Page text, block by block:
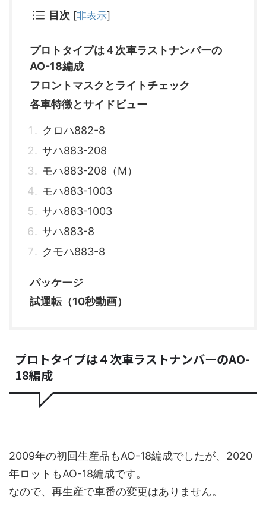
目次 [非表示]
プロトタイプは４次車ラストナンバーの
AO-18編成
フロントマスクとライトチェック
各車特徴とサイドビュー
クロハ882-8
サハ883-208
モハ883-208（M）
モハ883-1003
サハ883-1003
サハ883-8
クモハ883-8
パッケージ
試運転（10秒動画）
プロトタイプは４次車ラストナンバーのAO-
18編成
2009年の初回生産品もAO-18編成でしたが、2020
年ロットもAO-18編成です。
なので、再生産で車番の変更はありません。